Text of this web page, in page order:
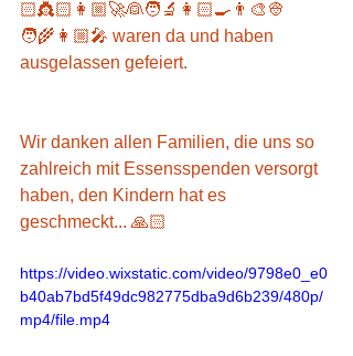
🏻👸🏻👩🏼‍🚀👰🧑‍🔬👩🏻‍🍳👨‍🎨👳
🧑‍🌾👩🏼‍🎤 waren da und haben
ausgelassen gefeiert.
Wir danken allen Familien, die uns so
zahlreich mit Essensspenden versorgt
haben, den Kindern hat es
geschmeckt... 🙏🏻
https://video.wixstatic.com/video/9798e0_e0
b40ab7bd5f49dc982775dba9d6b239/480p/
mp4/file.mp4